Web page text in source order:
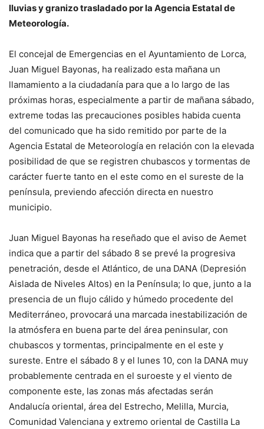
lluvias y granizo trasladado por la Agencia Estatal de
Meteorología.
El concejal de Emergencias en el Ayuntamiento de Lorca,
Juan Miguel Bayonas, ha realizado esta mañana un
llamamiento a la ciudadanía para que a lo largo de las
próximas horas, especialmente a partir de mañana sábado,
extreme todas las precauciones posibles habida cuenta
del comunicado que ha sido remitido por parte de la
Agencia Estatal de Meteorología en relación con la elevada
posibilidad de que se registren chubascos y tormentas de
carácter fuerte tanto en el este como en el sureste de la
península, previendo afección directa en nuestro
municipio.
Juan Miguel Bayonas ha reseñado que el aviso de Aemet
indica que a partir del sábado 8 se prevé la progresiva
penetración, desde el Atlántico, de una DANA (Depresión
Aislada de Niveles Altos) en la Península; lo que, junto a la
presencia de un flujo cálido y húmedo procedente del
Mediterráneo, provocará una marcada inestabilización de
la atmósfera en buena parte del área peninsular, con
chubascos y tormentas, principalmente en el este y
sureste. Entre el sábado 8 y el lunes 10, con la DANA muy
probablemente centrada en el suroeste y el viento de
componente este, las zonas más afectadas serán
Andalucía oriental, área del Estrecho, Melilla, Murcia,
Comunidad Valenciana y extremo oriental de Castilla La